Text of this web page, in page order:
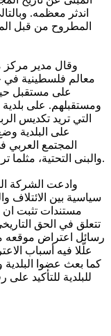
اندثر معظمه.
المطروح من قبل
وقال مدير
معالم فلسطينية
على مستقبل
ومستقبلهم. على
التي تريد تكديس
على البلدية
المجتمع العربي
والبنى التحتية، مثلما ترصد عشرات ملايين الشواقل للأحياء اليهودية.
وادعت الشركة
سياسية بين الائتلاف
مستندات تثبت
تتعلق في الحق
رسائل اعتراض موقعه
علّلا فيه أسباب
كما بعث عضوا البلدية
للبلدية للتأكيد على